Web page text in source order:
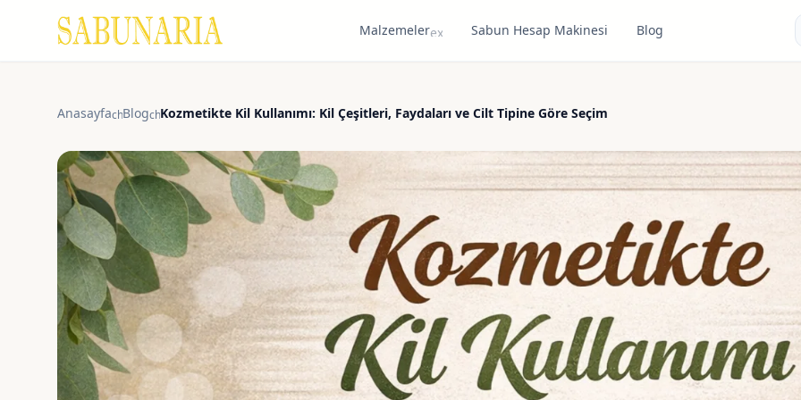
Malzemelerexpand_moreSabun Hesap Makinesi Blog
Anasayfachevron_right
Blogchevron_right
Kozmetikte Kil Kullanımı: Kil Çeşitleri, Faydaları ve Cilt Tipine Göre Seçim